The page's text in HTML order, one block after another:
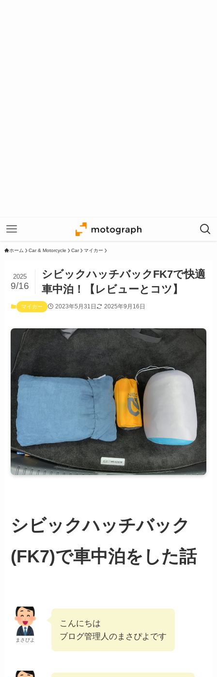
ホーム Car & Motorcycle Car マイカー
シビックハッチバックFK7で快適
車中泊！【レビューとコツ】
2025
9/16
マイカー 2023年5月31日 2025年9月16日
シビックハッチバック
(FK7)で車中泊をした話
まさぴよ
こんにちは
ブログ管理人のまさぴよです